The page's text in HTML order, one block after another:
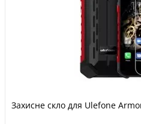
Захисне скло для Ulefone